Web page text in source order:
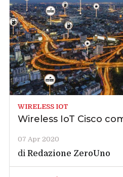
WIRELESS IOT
Wireless IoT Cisco
07 Apr 2020
diRedazione ZeroUno